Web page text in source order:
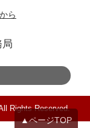
▲ページTOP
ら
Rights Reserved.